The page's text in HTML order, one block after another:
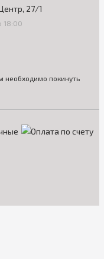
27/1
18:00
необходимо покинуть